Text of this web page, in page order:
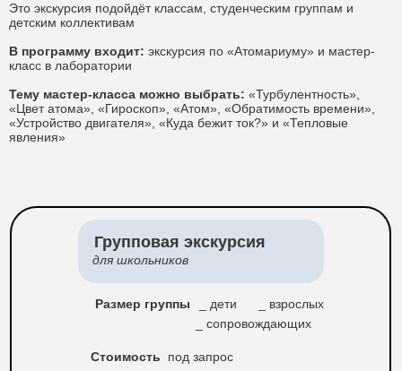
Это экскурсия подойдёт классам, студенческим группам и
детским коллективам
В программу входит: экскурсия по «Атомариуму» и мастер-
класс в лаборатории
Тему мастер-класса можно выбрать: «Турбулентность»,
«Цвет атома», «Гироскоп», «Атом», «Обратимость времени»,
«Устройство двигателя», «Куда бежит ток?» и «Тепловые
явления»
_ сопровождающих
Размер группы _ дети
Стоимость
Групповая экскурсия
_ взрослых
под запрос
для школьников